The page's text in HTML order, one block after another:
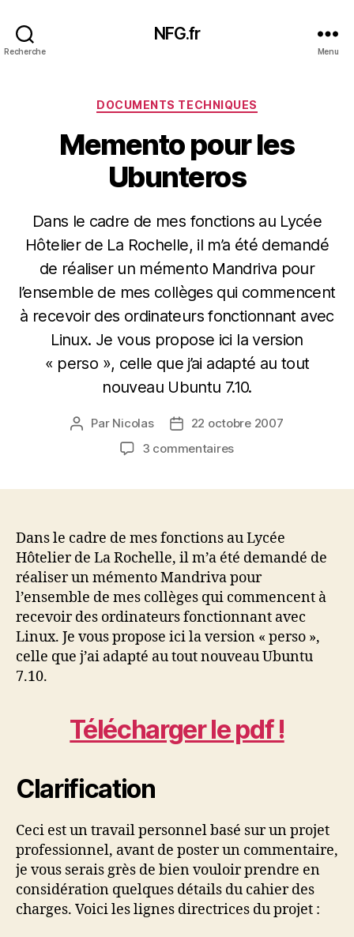
Recherche
NFG.fr
Menu
Catégories
DOCUMENTS TECHNIQUES
Memento pour les
Ubunteros
Dans le cadre de mes fonctions au Lycée
Hôtelier de La Rochelle, il m’a été demandé
de réaliser un mémento Mandriva pour
l’ensemble de mes collèges qui commencent
à recevoir des ordinateurs fonctionnant avec
Linux. Je vous propose ici la version
« perso », celle que j’ai adapté au tout
nouveau Ubuntu 7.10.
Auteur
Par Nicolas
Date22 octobre 2007
3 commentairessur
Dans le cadre de mes fonctions au Lycée
Hôtelier de La Rochelle, il m’a été demandé de
réaliser un mémento Mandriva pour
l’ensemble de mes collèges qui commencent à
recevoir des ordinateurs fonctionnant avec
Linux. Je vous propose ici la version « perso »,
celle que j’ai adapté au tout nouveau Ubuntu
7.10.
Télécharger le pdf !
Clarification
Ceci est un travail personnel basé sur un projet
professionnel, avant de poster un commentaire,
je vous serais grès de bien vouloir prendre en
considération quelques détails du cahier des
charges. Voici les lignes directrices du projet :